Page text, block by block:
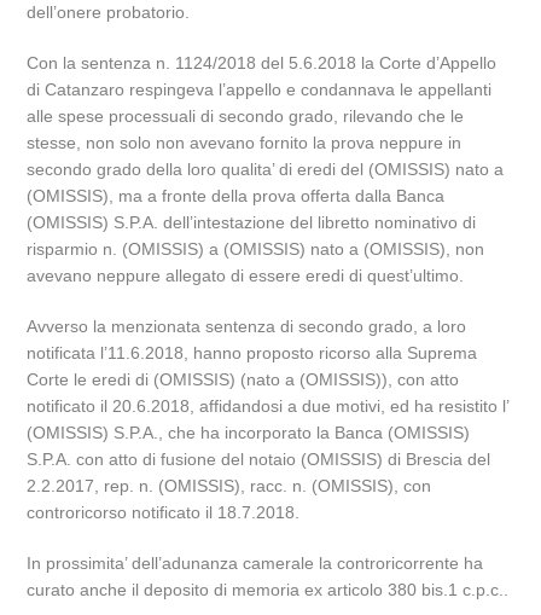
dell’onere probatorio.
Con la sentenza n. 1124/2018 del 5.6.2018 la Corte d’Appello
di Catanzaro respingeva l’appello e condannava le appellanti
alle spese processuali di secondo grado, rilevando che le
stesse, non solo non avevano fornito la prova neppure in
secondo grado della loro qualita’ di eredi del (OMISSIS) nato a
(OMISSIS), ma a fronte della prova offerta dalla Banca
(OMISSIS) S.P.A. dell’intestazione del libretto nominativo di
risparmio n. (OMISSIS) a (OMISSIS) nato a (OMISSIS), non
avevano neppure allegato di essere eredi di quest’ultimo.
Avverso la menzionata sentenza di secondo grado, a loro
notificata l’11.6.2018, hanno proposto ricorso alla Suprema
Corte le eredi di (OMISSIS) (nato a (OMISSIS)), con atto
notificato il 20.6.2018, affidandosi a due motivi, ed ha resistito l’
(OMISSIS) S.P.A., che ha incorporato la Banca (OMISSIS)
S.P.A. con atto di fusione del notaio (OMISSIS) di Brescia del
2.2.2017, rep. n. (OMISSIS), racc. n. (OMISSIS), con
controricorso notificato il 18.7.2018.
In prossimita’ dell’adunanza camerale la controricorrente ha
curato anche il deposito di memoria ex articolo 380 bis.1 c.p.c..